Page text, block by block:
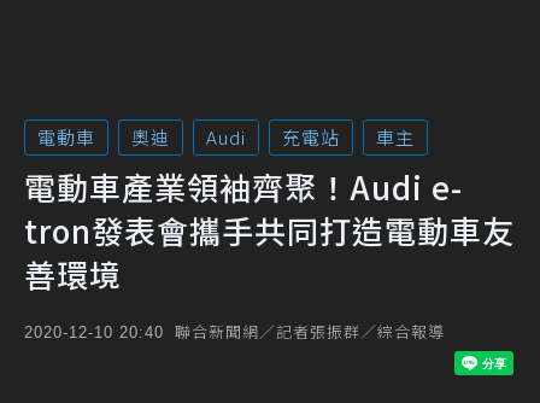
電動車 奧迪 Audi 充電站 車主
電動車產業領袖齊聚！Audi e-
tron發表會攜手共同打造電動車友
善環境
2020-12-10 20:40 聯合新聞網／記者張振群／綜合報導